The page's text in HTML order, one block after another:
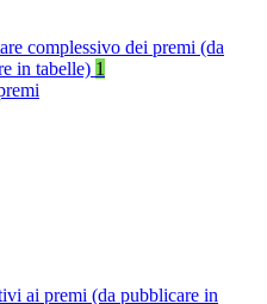
complessivo dei premi (da
in tabelle) 1
ai premi (da pubblicare in